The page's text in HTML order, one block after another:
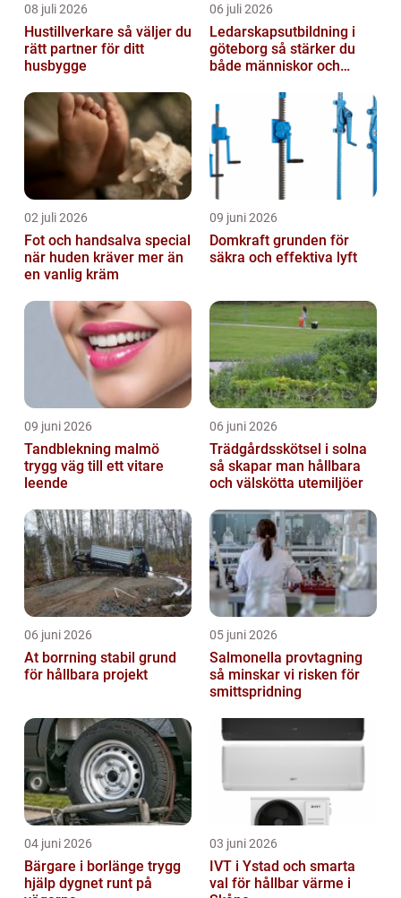
08 juli 2026
Hustillverkare så väljer du
rätt partner för ditt
husbygge
06 juli 2026
Ledarskapsutbildning i
göteborg så stärker du
både människor och
02 juli 2026
Fot och handsalva special
när huden kräver mer än
en vanlig kräm
09 juni 2026
Domkraft grunden för
säkra och effektiva lyft
09 juni 2026
Tandblekning malmö
trygg väg till ett vitare
leende
06 juni 2026
Trädgårdsskötsel i solna
så skapar man hållbara
och välskötta utemiljöer
06 juni 2026
At borrning stabil grund
för hållbara projekt
05 juni 2026
Salmonella provtagning
så minskar vi risken för
smittspridning
04 juni 2026
Bärgare i borlänge trygg
hjälp dygnet runt på
03 juni 2026
IVT i Ystad och smarta
val för hållbar värme i